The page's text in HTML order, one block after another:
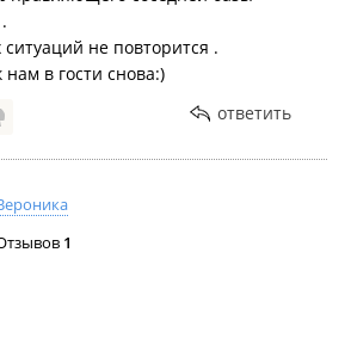
бесплатно кинофильмы.
на соседней базе ***, цены
сайры 450 руб., банка
500 руб, пиво 1 литр 300
руб.
сюда, но отдых был немного
не повторится .
в гости снова:)
ответить
1